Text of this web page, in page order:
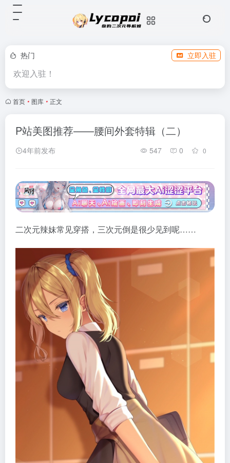
热门 立即入驻
欢迎入驻！
首页 • 图库 • 正文
P站美图推荐——腰间外套特辑（二）
4年前发布 547 0 0
二次元辣妹常见穿搭，三次元倒是很少见到呢……